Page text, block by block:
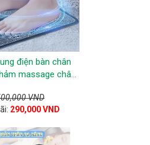
điện bàn chân
massage chân
VND
290,000 VND